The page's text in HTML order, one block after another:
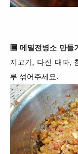
▣ 메밀전병소 만들
지고기, 다진 대파,
루 섞어주세요.